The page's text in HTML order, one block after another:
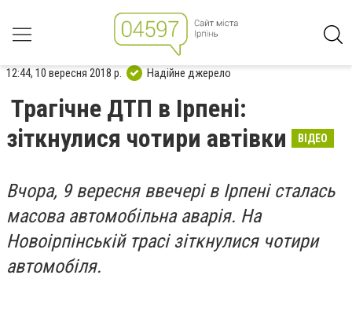
12:44, 10 вересня 2018 р. Надійне джерело
Трагічне ДТП в Ірпені:
зіткнулися чотири автівки
ВІДЕО
Вчора, 9 вересня ввечері в Ірпені сталась
масова автомобільна аварія. На
Новоірпінській трасі зіткнулися чотири
автомобіля.